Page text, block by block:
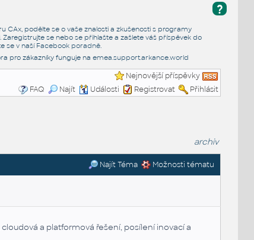
?
CAx, podělte se o vaše znalosti a zkušenosti s programy
Zaregistrujte se nebo se přihlašte a zašlete váš příspěvek do
se v naší Facebook poradně.
pro zákazníky funguje na emea.support.arkance.world
Nejnovější příspěvky
FAQ
Najít Události Registrovat Přihlásit
archiv
Najít Téma Možnosti tématu
a platformová řešení, posílení inovací a